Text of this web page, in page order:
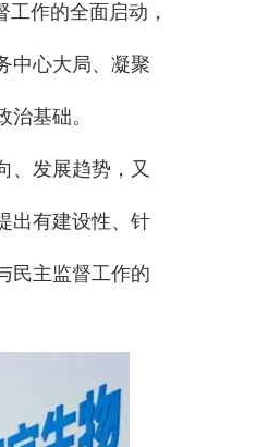
作的全面启动，
中心大局、凝聚
基础。
、发展趋势，又
出有建设性、针
民主监督工作的